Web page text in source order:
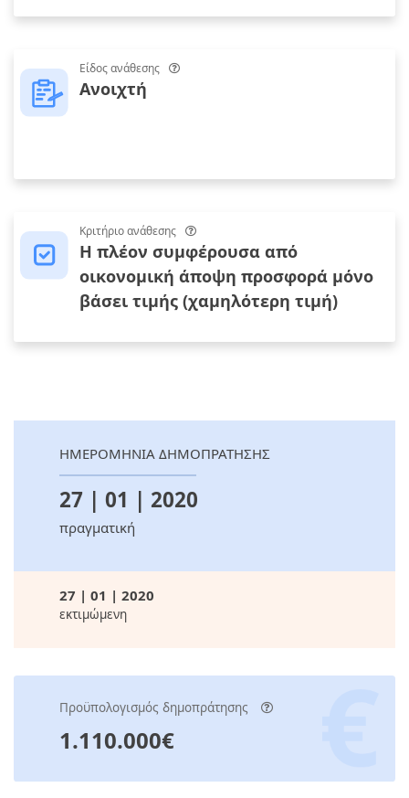
Είδος ανάθεσης
Ανοιχτή
Κριτήριο ανάθεσης
Η πλέον συμφέρουσα από
οικονομική άποψη προσφορά μόνο
βάσει τιμής (χαμηλότερη τιμή)
ΗΜΕΡΟΜΗΝΙΑ ΔΗΜΟΠΡΑΤΗΣΗΣ
27 | 01 | 2020
πραγματική
27 | 01 | 2020
εκτιμώμενη
Προϋπολογισμός δημοπράτησης
1.110.000€